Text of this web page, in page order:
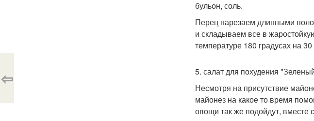
бульон, соль.
Перец нарезаем длинными
и складываем все в
температуре 180 градусах на
5. салат для похудения
Несмотря на присутствие
майонез на какое то время
овощи так же подойдут, вместе
⇦